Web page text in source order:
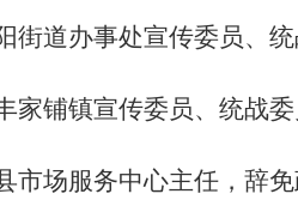
街道办事处宣传委员、
家铺镇宣传委员、统战
市场服务中心主任， 辞